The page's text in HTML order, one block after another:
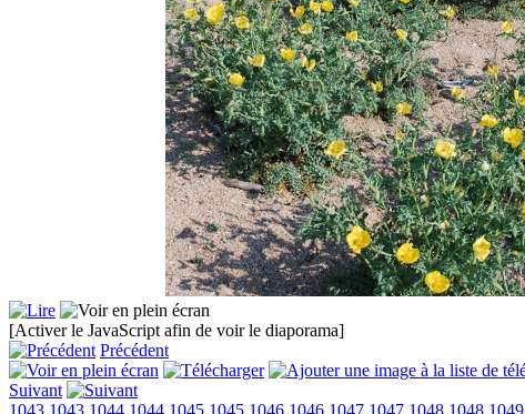
[Activer le JavaScript afin de voir le diaporama]
Précédent
Suivant